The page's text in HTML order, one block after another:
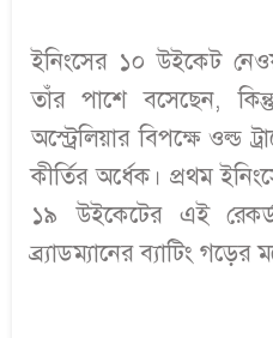
ইনিংসের ১০ উইকেট
তাঁর পাশে বসেছেন,
অস্ট্রেলিয়ার বিপক্ষে ওল্ড
কীর্তির অর্ধেক। প্রথম
১৯ উইকেটের এই
ব্র্যাডম্যানের ব্যাটিং গড়ের